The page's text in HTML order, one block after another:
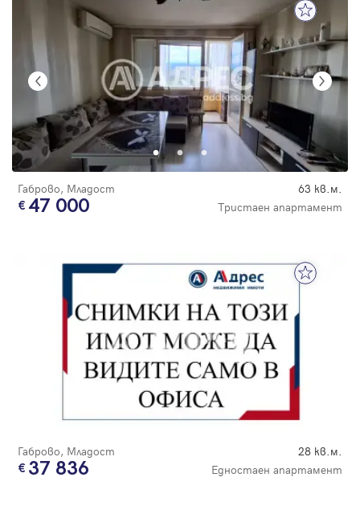
Габрово, Младост 63 кв.м.
47 000 Тристаен апартамент
Габрово, Младост 28 кв.м.
37 836 Едностаен апартамент